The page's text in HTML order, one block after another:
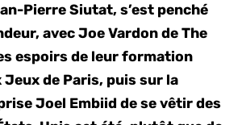
Pierre Siutat, s’est penché
avec Joe Vardon de The
espoirs de leur formation
Jeux de Paris, puis sur la
Joel Embiid de se vêtir des